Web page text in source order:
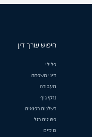
חיפוש עורך דין
פלילי
דיני משפחה
תעבורה
נזקי גוף
רשלנות רפואית
פשיטת רגל
מיסים